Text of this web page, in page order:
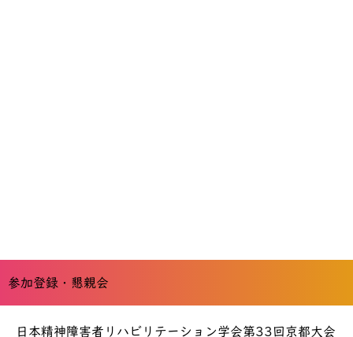
参加登録・懇親会
日本精神障害者リハビリテーション学会第33回京都大会